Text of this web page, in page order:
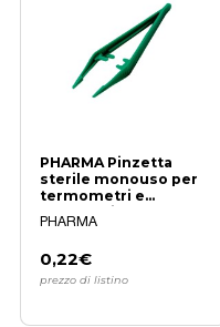
PHARMA Pinzetta
sterile monouso per
termometri e
accessori
PHARMA
0,22€
prezzo di listino